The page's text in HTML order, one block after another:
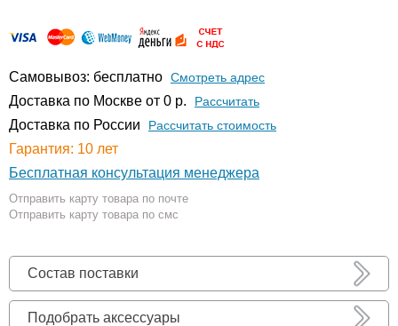
Самовывоз: бесплатно Смотреть адрес
Доставка по Москве от 0 р. Расcчитать
Доставка по России Рассчитать стоимость
Гарантия: 10 лет
Бесплатная консультация менеджера
Отправить карту товара по почте
Отправить карту товара по смс
Состав поставки
Подобрать аксессуары